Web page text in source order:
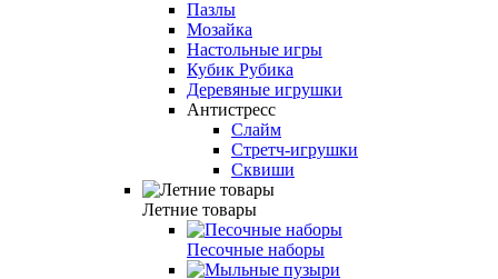
Пазлы
Мозайка
Настольные игры
Кубик Рубика
Деревяные игрушки
Антистресс
Слайм
Стретч-игрушки
Сквиши
Летние товары
Песочные наборы